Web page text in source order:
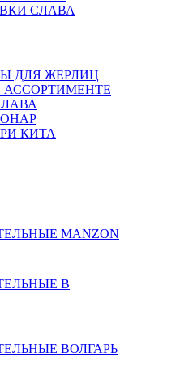
СЛАВА
ДЛЯ ЖЕРЛИЦ
КИТА
MANZON
В
ВОЛГАРЬ